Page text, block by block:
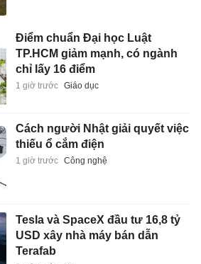
Điểm chuẩn Đại học Luật
TP.HCM giảm mạnh, có ngành
chỉ lấy 16 điểm
1 giờ trước Giáo dục
Cách người Nhật giải quyết việc
thiếu ổ cắm điện
1 giờ trước Công nghệ
Tesla và SpaceX đầu tư 16,8 tỷ
USD xây nhà máy bán dẫn
Terafab